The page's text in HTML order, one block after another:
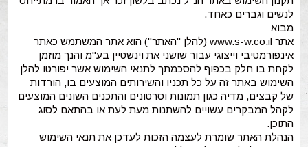
לנשים וגברים כאחד.
מבוא
אתר www.s-w.co.il (להלן "האתר") הוא אתר המשתמש כאתר
אינפורמטיבי וייצוגי עבור שושני את וינשטיין בע"מ והנך מוזמן
לקחת בו חלק בכפוף להסכמתך לתנאי השימוש אשר יפורטו להלן
השימוש באתר זה על כל תכניו והשירותים המוצעים בו, הורדות
של קבצים, מדיה כגון תמונות וסרטונים והתכנים השונים המוצעים
לקהל המבקרים עשויים להשתנות מעת לעת או בהתאם לסוג
התוכן.
הנהלת האתר שומרת לעצמה הזכות לעדכן את תנאי השימוש